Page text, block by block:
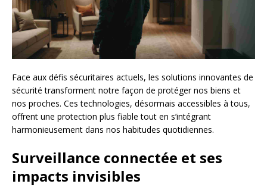
Face aux défis sécuritaires actuels, les solutions innovantes de
sécurité transforment notre façon de protéger nos biens et
nos proches. Ces technologies, désormais accessibles à tous,
offrent une protection plus fiable tout en s’intégrant
harmonieusement dans nos habitudes quotidiennes.
Surveillance connectée et ses
impacts invisibles